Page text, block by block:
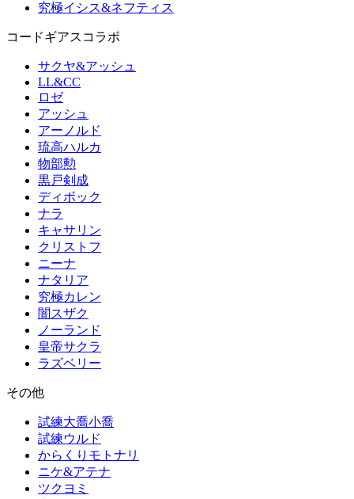
究極イシス&ネフティス
コードギアスコラボ
サクヤ&アッシュ
LL&CC
ロゼ
アッシュ
アーノルド
琉高ハルカ
物部勲
黒戸剣成
ディボック
ナラ
キャサリン
クリストフ
ニーナ
ナタリア
究極カレン
闇スザク
ノーランド
皇帝サクラ
ラズベリー
その他
試練大喬小喬
試練ウルド
からくりモトナリ
ニケ&アテナ
ツクヨミ